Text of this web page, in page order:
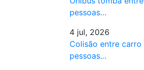
pessoas…
4 jul, 2026
Colisão entre
pessoas…